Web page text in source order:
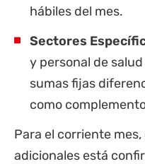
hábiles del mes.
Sectores
y personal de
sumas fijas
como
Para el corriente
adicionales está